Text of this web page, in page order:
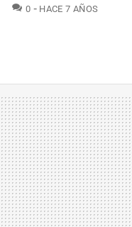
0 COMENTARIOS
HACE 7 AÑOS